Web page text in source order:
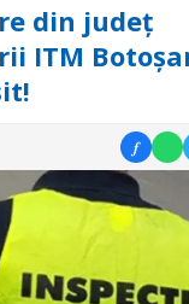
din județ
ITM
f